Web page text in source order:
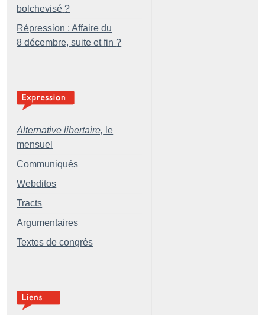
bolchevisé ?
Répression : Affaire du
8 décembre, suite et fin ?
Alternative libertaire, le
mensuel
Communiqués
Webditos
Tracts
Argumentaires
Textes de congrès